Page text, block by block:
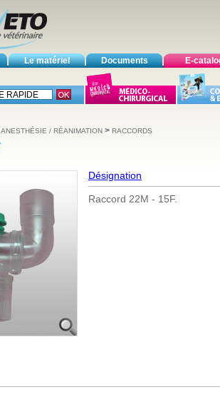
Le matériel Documents E-
ANESTHÉSIE / RÉANIMATION > RACCORDS
Désignation
Raccord 22M - 15F.